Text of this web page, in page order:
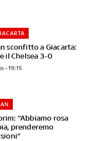
sconfitto a Giacarta:
il Chelsea 3-0
- 19:15
"Abbiamo rosa
prenderemo